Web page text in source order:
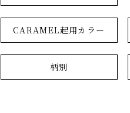
CARAMEL起用カラー
柄別